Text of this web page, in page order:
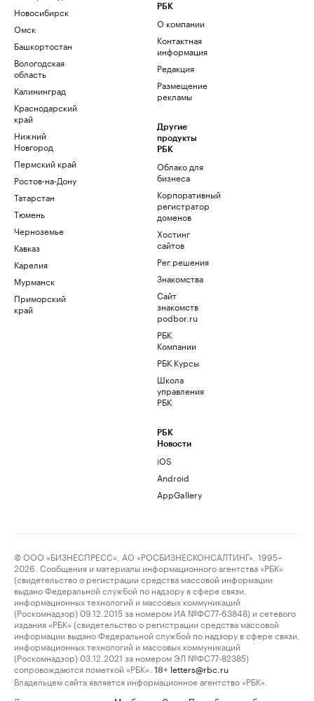
Новосибирск
Омск
Башкортостан
Вологодская
область
Калининград
Краснодарский
край
Нижний
Новгород
Пермский край
Ростов-на-Дону
Татарстан
Тюмень
Черноземье
Кавказ
Карелия
Мурманск
Приморский
край
РБК
О компании
Контактная
информация
Редакция
Размещение
рекламы
Другие
продукты
РБК
Облако для
бизнеса
Корпоративный
регистратор
доменов
Хостинг
сайтов
Рег.решения
Знакомства
Сайт
знакомств
podbor.ru
РБК
Компании
РБК Курсы
Школа
управления
РБК
РБК
Новости
iOS
Android
AppGallery
© ООО «БИЗНЕСПРЕСС», АО «РОСБИЗНЕСКОНСАЛТИНГ», 1995–
2026. Сообщения и материалы информационного агентства «РБК»
(свидетельство о регистрации средства массовой информации
выдано Федеральной службой по надзору в сфере связи,
информационных технологий и массовых коммуникаций
(Роскомнадзор) 09.12.2015 за номером ИА №ФС77-63848) и сетевого
издания «РБК» (свидетельство о регистрации средства массовой
информации выдано Федеральной службой по надзору в сфере связи,
информационных технологий и массовых коммуникаций
(Роскомнадзор) 03.12.2021 за номером ЭЛ №ФС77-82385)
сопровождаются пометкой «РБК».
18+ letters@rbc.ru
Владельцем сайта является информационное агентство «РБК».